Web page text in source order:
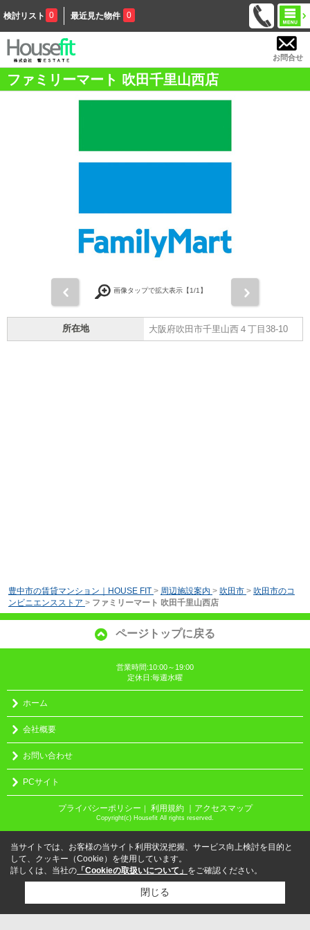
検討リスト 0 最近見た物件 0
お問合せ
ファミリーマート 吹田千里山西店
画像タップで拡大表示【1/1】
所在地 大阪府吹田市千里山西４丁目38-10
豊中市の賃貸マンション｜HOUSE FIT > 周辺施設案内 > 吹田市 > 吹田市のコ
ンビニエンスストア > ファミリーマート 吹田千里山西店
ページトップに戻る
営業時間:10:00～19:00
定休日:毎週水曜
ホーム
会社概要
お問い合わせ
PCサイト
プライバシーポリシー ｜ 利用規約 ｜アクセスマップ
Copyright(c) Housefit All rights reserved.
当サイトでは、お客様の当サイト利用状況把握、サービス向上検討を目的と
して、クッキー（Cookie）を使用しています。
詳しくは、当社の 「Cookieの取扱いについて」 をご確認ください。
閉じる